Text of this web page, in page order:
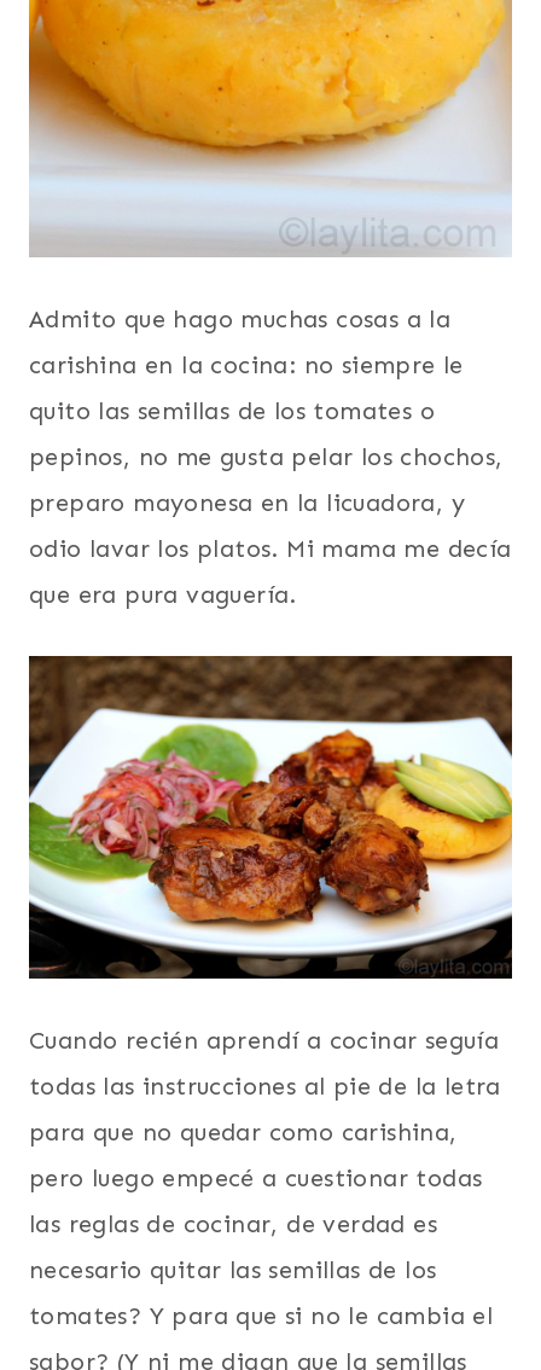
Admito que hago muchas cosas a la
carishina en la cocina: no siempre le
quito las semillas de los tomates o
pepinos, no me gusta pelar los chochos,
preparo mayonesa en la licuadora, y
odio lavar los platos. Mi mama me decía
que era pura vaguería.
Cuando recién aprendí a cocinar seguía
todas las instrucciones al pie de la letra
para que no quedar como carishina,
pero luego empecé a cuestionar todas
las reglas de cocinar, de verdad es
necesario quitar las semillas de los
tomates? Y para que si no le cambia el
sabor? (Y ni me digan que la semillas